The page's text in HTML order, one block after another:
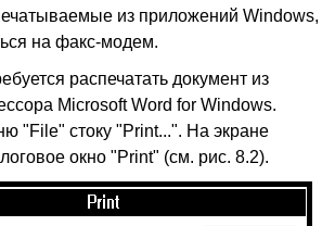
из приложений Windows,
на факс-модем.
распечатать документ из
Microsoft Word for Windows.
"File" стоку "Print...". На экране
окно "Print" (см. рис. 8.2).